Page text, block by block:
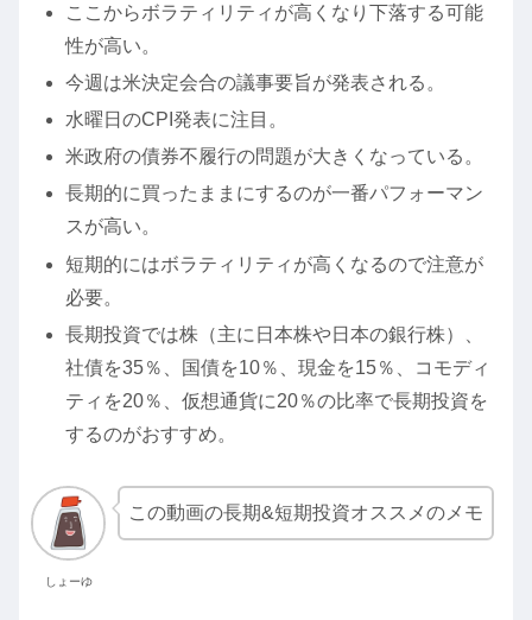
ここからボラティリティが高くなり下落する可能
性が高い。
今週は米決定会合の議事要旨が発表される。
水曜日のCPI発表に注目。
米政府の債券不履行の問題が大きくなっている。
長期的に買ったままにするのが一番パフォーマン
スが高い。
短期的にはボラティリティが高くなるので注意が
必要。
長期投資では株（主に日本株や日本の銀行株）、
社債を35％、国債を10％、現金を15％、コモディ
ティを20％、仮想通貨に20％の比率で長期投資を
するのがおすすめ。
しょーゆ
この動画の長期&短期投資オススメのメモ